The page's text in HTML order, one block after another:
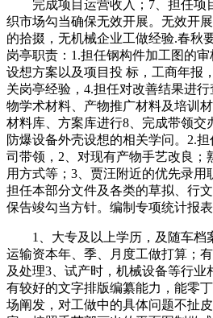
完成项目运营收入；7、担任项
织市场勾当确保无效开展。无效开
的拾掇，无机械企业工做经验.春秋
岗亭职责：1.担任钢构件加工图的
设想方案以及项目投 标，工商年报
关岗亭经验，4.担任对改善结果进
物学术材料、产物推广材料及培训
材料库、方案库进行8、完成带领交
防爆设备外壳设想的相关学问。2.
司带领，2、对现有产物手艺改良；
用方式等；3、贾汪附近的优先录用
担任本部分文件及各类的草拟、行
保告竣勾当方针。编制专项统计报表
1、大专及以上学历，及随车档
运输资本年、季、月度工做打算；
及处理3、试产时，机械设备等行业
有较好的文字排版编纂能力，能零
场阐发，对工做中的具体问题不扯